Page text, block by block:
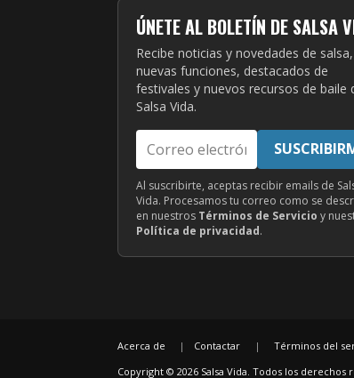
ÚNETE AL BOLETÍN DE SALSA
Recibe noticias y novedades de salsa,
nuevas funciones, destacados de
festivales y nuevos recursos de baile
Salsa Vida.
Correo
electrónico
Al suscribirte, aceptas recibir emails de
Vida. Procesamos tu correo como se
en nuestros Términos de Servicio y
Política de privacidad.
Acerca de Contactar | Términos del
Copyright © 2026 Salsa Vida. Todos los derechos